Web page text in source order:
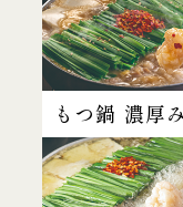
もつ鍋 濃厚